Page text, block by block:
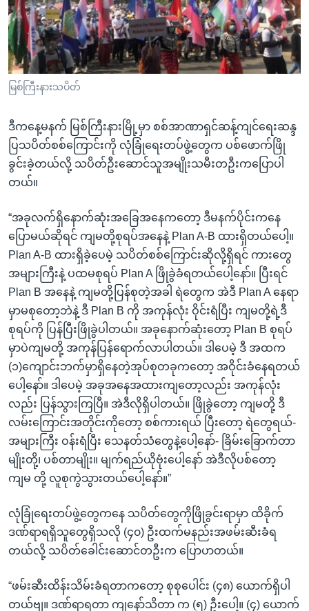
မြစ်ကြီးနားသပိတ်
ဒီကနေ့မနက် မြစ်ကြီးနားမြို့မှာ စစ်အာဏာရှင်ဆန့်ကျင်ရေးဆန္ဒ
ပြသပိတ်စစ်ကြောင်းကို လုံခြုံရေးတပ်ဖွဲ့တွေက ပစ်ဖောက်ဖြို
ခွင်းခဲ့တယ်လို့ သပိတ်ဦးဆောင်သူအမျိုးသမီးတဦးကပြောပါ
တယ်။
“အခုလက်ရှိနောက်ဆုံးအခြေအနေကတော့ ဒီမနက်ပိုင်းကနေ
ပြောမယ်ဆိုရင် ကျမတို့စုရပ်အနေနဲ့ Plan A-B ထားရှိတယ်ပေါ့။
Plan A-B ထားရှိခဲ့ပေမဲ့ သပိတ်စစ်ကြောင်းဆိုလို့ရှိရင် ကားတွေ
အများကြီးနဲ့ ပထမစုရပ် Plan A ဖြိုခွဲခံရတယ်ပေါ့နော်။ ပြီးရင်
Plan B အနေနဲ့ ကျမတို့ပြန်စုတဲ့အခါ ရဲတွေက အဲဒီ Plan A နေရာ
မှာမစုတော့ဘဲနဲ့ ဒီ Plan B ကို အကုန်လုံး ဝိုင်းရံပြီး ကျမတို့ရဲ့ဒီ
စုရပ်ကို ပြန်ပြီးဖြိုခွဲပါတယ်။ အခုနောက်ဆုံးတော့ Plan B စုရပ်
မှာပဲကျမတို့ အကုန်ပြန်ရောက်လာပါတယ်။ ဒါပေမဲ့ ဒီ အထက
(၁)ကျောင်းဘက်မှာရှိနေတဲ့အုပ်စုတခုကတော့ အဝိုင်းခံနေရတယ်
ပေါ့နော်။ ဒါပေမဲ့ အခုအနေအထားကျတော့လည်း အကုန်လုံး
လည်း ပြန်သွားကြပြီ။ အဲဒီလိုရှိပါတယ်။ ဖြိုခွဲတော့ ကျမတို့ ဒီ
လမ်းကြောင်းအတိုင်းကိုတော့ စစ်ကားရယ် ပြီးတော့ ရဲတွေရယ်-
အများကြီး ဝန်းရံပြီး သေနတ်သံတွေနဲ့ပေါ့နော်- ခြိမ်းခြောက်တာ
မျိုးတို့၊ ပစ်တာမျိုး။ မျက်ရည်ယိုဗုံးပေါ့နော် အဲဒီလိုပစ်တော့
ကျမ တို့ လူစုကွဲသွားတယ်ပေါ့နော်။”
လုံခြုံရေးတပ်ဖွဲ့တွေကနေ သပိတ်တွေကိုဖြိုခွင်းရာမှာ ထိခိုက်
ဒဏ်ရာရရှိသူတွေရှိသလို (၄၀) ဦးထက်မနည်းအဖမ်းဆီးခံရ
တယ်လို့ သပိတ်ခေါင်းဆောင်တဦးက ပြောပာတယ်။
“ဖမ်းဆီးထိန်းသိမ်းခံရတာကတော့ စုစုပေါင်း (၄၈) ယောက်ရှိပါ
တယ်ဗျ။ ဒဏ်ရာရတာ ကျနော်သိတာ က (၅) ဦးပေါ့။ (၄) ယောက်